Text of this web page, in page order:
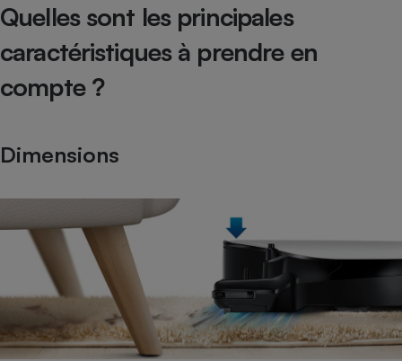
Quelles sont les principales
caractéristiques à prendre en
compte ?
Dimensions